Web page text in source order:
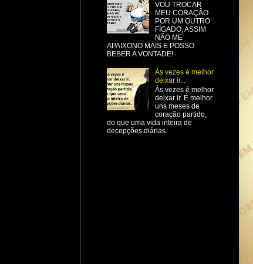
VOU TROCAR
MEU CORAÇÃO
POR UM OUTRO
FÍGADO, ASSIM
NÃO ME
APAIXONO MAIS E POSSO
BEBER A VONTADE!
Ás vezes é melhor
deixar ir...
Ás vezes é melhor
deixar ir. É melhor
uns meses de
coração partido,
do que uma vida inteira de
decepções diárias.